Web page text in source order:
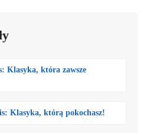
Klasyka, która zawsze
Klasyka, którą pokochasz!